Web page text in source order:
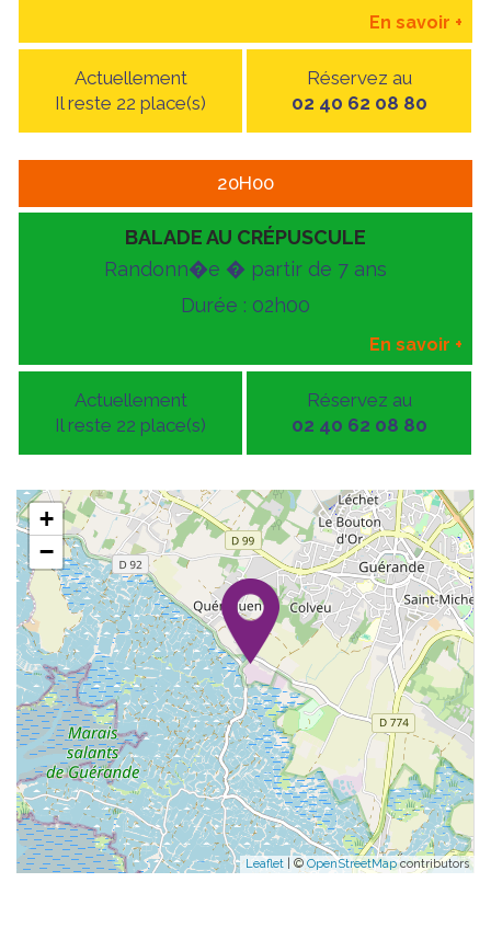
En savoir +
Actuellement
Il reste 22 place(s)
Réservez au
02 40 62 08 80
20H00
BALADE AU CRÉPUSCULE
Randonn�e � partir de 7 ans
Durée : 02h00
En savoir +
Actuellement
Il reste 22 place(s)
Réservez au
02 40 62 08 80
+
−
Leaflet | © OpenStreetMapcontributors